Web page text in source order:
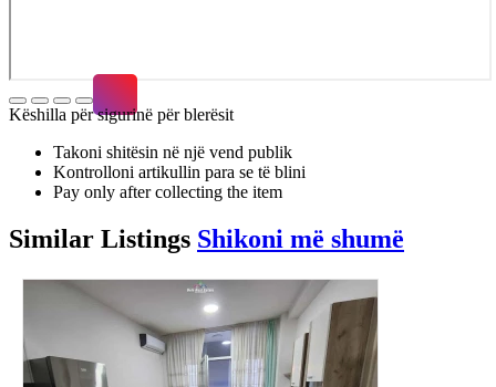
Këshilla për sigurinë për blerësit
Takoni shitësin në një vend publik
Kontrolloni artikullin para se të blini
Pay only after collecting the item
Similar Listings Shikoni më shumë